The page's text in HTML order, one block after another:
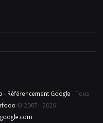
- Référencement Google - Tous
© 2007 - 2026 -